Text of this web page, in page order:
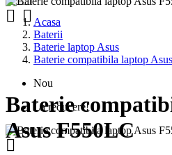
Acasa
Baterii
Baterie laptop Asus
Baterie compatibila laptop
Nou
La reducere!

 
Baterie
Asus F550LC